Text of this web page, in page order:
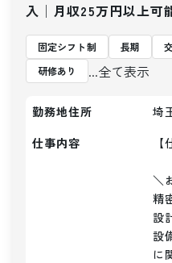
入│月収25万円以上可
固定シフト制 長期
研修あり
...全て表示
勤務地住所
埼
仕事内容
＼
精
設
設
に